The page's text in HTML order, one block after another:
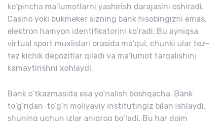
ko‘pincha ma’lumotlarni yashirish darajasini oshiradi.
Casino yoki bukmeker sizning bank hisobingizni emas,
elektron hamyon identifikatorini ko‘radi. Bu ayniqsa
virtual sport muxlislari orasida ma’qul, chunki ular tez-
tez kichik depozitlar qiladi va ma’lumot tarqalishini
kamaytirishni xohlaydi.
Bank o‘tkazmasida esa yo‘nalish boshqacha. Bank
to‘g‘ridan-to‘g‘ri moliyaviy institutingiz bilan ishlaydi,
shuning uchun izlar aniqroq bo‘ladi. Bu har doim